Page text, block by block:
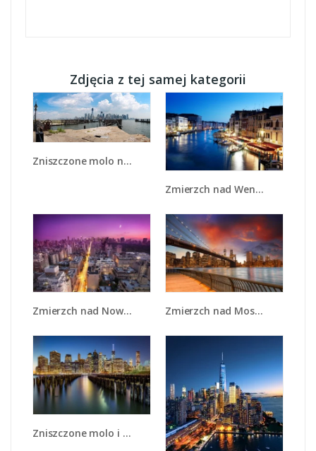
Zdjęcia z tej samej kategorii
Zniszczone molo na tle miasta - AM661
Zmierzch nad Wenecją - AM389
Zmierzch nad Nowym Jorkiem - AM657 Zmierzch nad Mostem Brooklińskim - AM793
Zniszczone molo i widok na Manhattan - AM601